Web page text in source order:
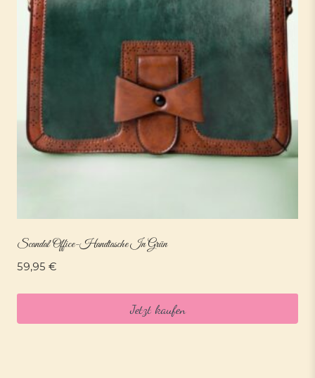
Scandal Office-Handtasche In Grün
59,95 €
Jetzt kaufen